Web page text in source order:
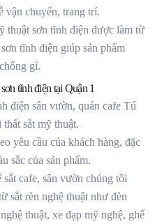
vận chuyển, trang trí.
thuật sơn tĩnh điện được làm từ
tĩnh điện giúp sản phẩm
gỉ.
tĩnh điện tại Quận 1
điện sân vườn, quán cafe Tú
sắt mỹ thuật.
yêu cầu của khách hàng, đặc
sắc của sản phẩm.
cafe, sân vườn chúng tôi
sắt rèn nghệ thuật như đèn
thuật, xe đạp mỹ nghệ, ghế